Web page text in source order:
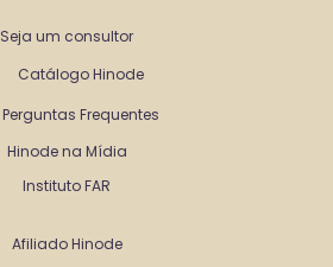
Seja um consultor
Catálogo Hinode
Perguntas Frequentes
Hinode na Mídia
Instituto FAR
Afiliado Hinode